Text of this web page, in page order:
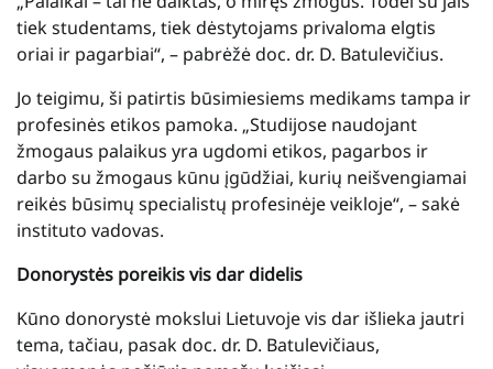
tiek studentams, tiek dėstytojams privaloma elgtis
oriai ir pagarbiai“, – pabrėžė doc. dr. D. Batulevičius.
Jo teigimu, ši patirtis būsimiesiems medikams tampa ir
profesinės etikos pamoka. „Studijose naudojant
žmogaus palaikus yra ugdomi etikos, pagarbos ir
darbo su žmogaus kūnu įgūdžiai, kurių neišvengiamai
reikės būsimų specialistų profesinėje veikloje“, – sakė
instituto vadovas.
Donorystės poreikis vis dar didelis
Kūno donorystė mokslui Lietuvoje vis dar išlieka jautri
tema, tačiau, pasak doc. dr. D. Batulevičiaus,